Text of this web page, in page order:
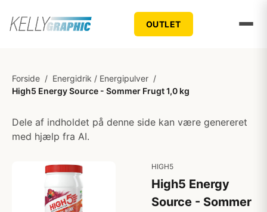
OUTLET
Forside / Energidrik / Energipulver /
High5 Energy Source - Sommer Frugt 1,0 kg
Dele af indholdet på denne side kan være genereret
med hjælp fra AI.
HIGH5
High5 Energy
Source - Sommer